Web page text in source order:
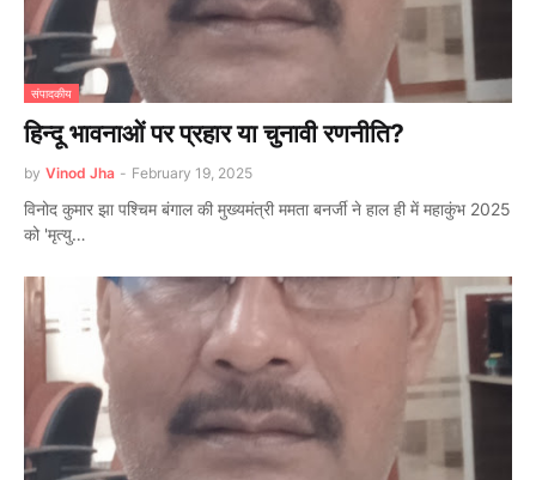
संपादकीय
हिन्दू भावनाओं पर प्रहार या चुनावी रणनीति?
by Vinod Jha - February 19, 2025
विनोद कुमार झा पश्चिम बंगाल की मुख्यमंत्री ममता बनर्जी ने हाल ही में महाकुंभ 2025
को 'मृत्यु…